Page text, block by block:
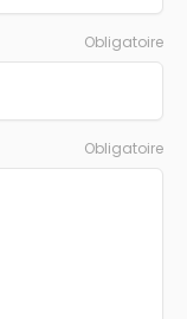
Obligatoire
Obligatoire